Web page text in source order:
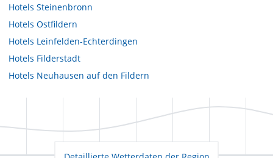
Hotels Steinenbronn
Hotels Ostfildern
Hotels Leinfelden-Echterdingen
Hotels Filderstadt
Hotels Neuhausen auf den Fildern